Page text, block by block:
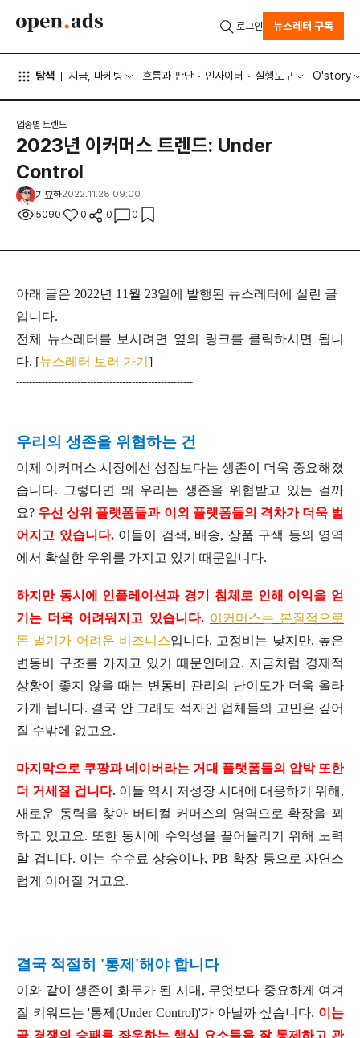
탐색 지금, 마케팅 흐름과 판단 인사이터 실행도구 O'story
로그인 뉴스레터 구독
업종별 트렌드
2023년 이커머스 트렌드: Under
Control
기묘한2022.11.28 09:00
5090 0 0 0
아래 글은 2022년 11월 23일에 발행된 뉴스레터에 실린 글
입니다.
전체 뉴스레터를 보시려면 옆의 링크를 클릭하시면 됩니
다. [뉴스레터 보러 가기 ]
-------------------------------------------------------
우리의 생존을 위협하는 건
이제 이커머스 시장에선 성장보다는 생존이 더욱 중요해졌
습니다. 그렇다면 왜 우리는 생존을 위협받고 있는 걸까
요? 우선 상위 플랫폼들과 이외 플랫폼들의 격차가 더욱 벌
어지고 있습니다. 이들이 검색, 배송, 상품 구색 등의 영역
에서 확실한 우위를 가지고 있기 때문입니다.
하지만 동시에 인플레이션과 경기 침체로 인해 이익을 얻
기는 더욱 어려워지고 있습니다. 이커머스는 본질적으로
돈 벌기가 어려운 비즈니스입니다. 고정비는 낮지만, 높은
변동비 구조를 가지고 있기 때문인데요. 지금처럼 경제적
상황이 좋지 않을 때는 변동비 관리의 난이도가 더욱 올라
가게 됩니다. 결국 안 그래도 적자인 업체들의 고민은 깊어
질 수밖에 없고요.
마지막으로 쿠팡과 네이버라는 거대 플랫폼들의 압박 또한
더 거세질 겁니다. 이들 역시 저성장 시대에 대응하기 위해,
새로운 동력을 찾아 버티컬 커머스의 영역으로 확장을 꾀
하고 있고요. 또한 동시에 수익성을 끌어올리기 위해 노력
할 겁니다. 이는 수수료 상승이나, PB 확장 등으로 자연스
럽게 이어질 거고요.
결국 적절히 '통제'해야 합니다
이와 같이 생존이 화두가 된 시대, 무엇보다 중요하게 여겨
질 키워드는 '통제(Under Control)'가 아닐까 싶습니다. 이는
곧 경쟁의 승패를 좌우하는 핵심 요소들을 잘 통제하고 관